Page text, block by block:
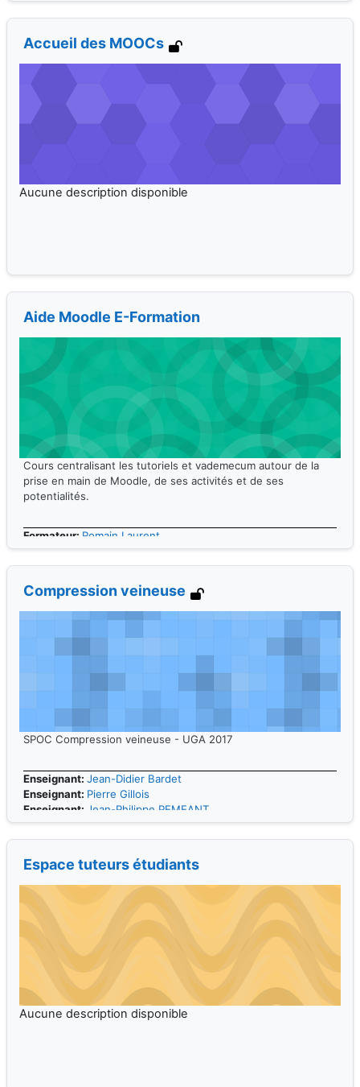
Accueil des MOOCs
Aide Moodle E-Formation
Cours centralisant les tutoriels et vademecum autour de la
prise en main de Moodle, de ses activités et de ses
potentialités.
Formateur: Romain Laurent
Compression veineuse
SPOC Compression veineuse - UGA 2017
Enseignant: Jean-Didier Bardet
Enseignant: Pierre Gillois
Enseignant: Jean-Philippe PEMEANT
Espace tuteurs étudiants